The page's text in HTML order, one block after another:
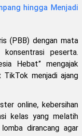
hingga Menjadi
(PBB) dengan mata
peserta.
Hebat” mengajak
menjadi ajang
online, kebersihan
kelas yang melatih
dirancang agar